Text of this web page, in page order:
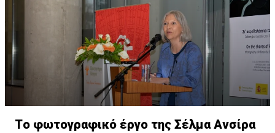
Tο φωτογραφικό έργο της Σέλμα Ανσίρα